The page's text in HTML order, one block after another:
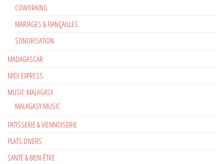
COWORKING
MARIAGES & FIANÇAILLES
SONORISATION
MADAGASCAR
MIDI EXPRESS
MUSIC MALAGASY
MALAGASY MUSIC
PATISSERIE & VIENNOISERIE
PLATS DIVERS
SANTÉ & BIEN-ÊTRE